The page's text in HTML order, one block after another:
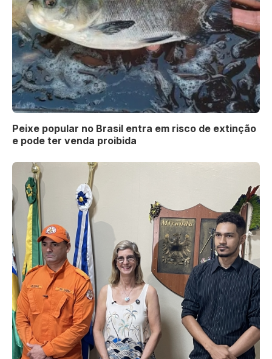
Peixe popular no Brasil entra em risco de extinção
e pode ter venda proibida